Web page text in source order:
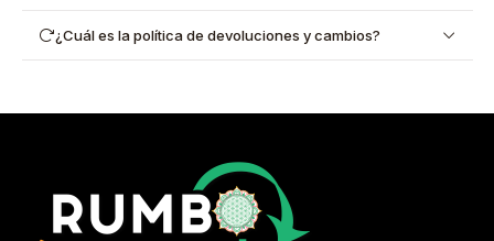
¿Cuál es la política de devoluciones y cambios?